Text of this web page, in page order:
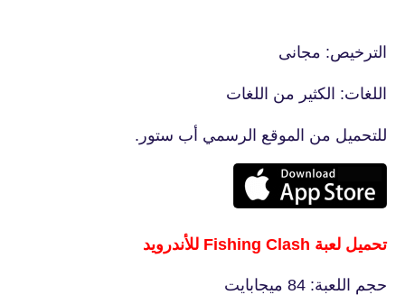
الترخيص: مجانى
اللغات: الكثير من اللغات
للتحميل من الموقع الرسمي أب ستور.
تحميل لعبة Fishing Clash للأندرويد
حجم اللعبة: 84 ميجابايت